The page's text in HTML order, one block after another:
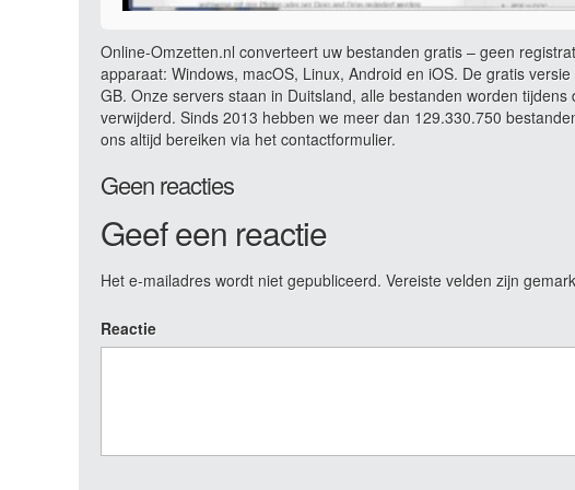
Online-Omzetten.nl converteert uw bestanden gratis – geen
apparaat: Windows, macOS, Linux, Android en iOS. De gratis
GB. Onze servers staan in Duitsland, alle bestanden worden
verwijderd. Sinds 2013 hebben we meer dan 129.330.750
ons altijd bereiken via het contactformulier.
Geen reacties
Geef een reactie
Het e-mailadres wordt niet gepubliceerd. Vereiste velden zijn
Reactie